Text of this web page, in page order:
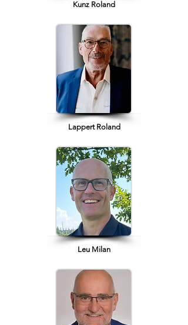
Kunz Roland
Lappert Roland
Leu Milan